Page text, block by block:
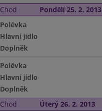
Chod Pondělí 25. 2. 2013
Polévka
Hlavní jídlo
Doplněk
Polévka
Hlavní jídlo
Doplněk
Chod Úterý 26. 2. 2013